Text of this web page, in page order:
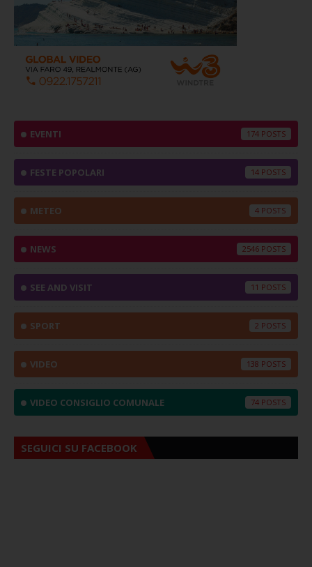
EVENTI 174
FESTE POPOLARI 14
METEO 4
NEWS 2546
SEE AND VISIT 11
SPORT 2
VIDEO 138
VIDEO CONSIGLIO COMUNALE 74
SEGUICI SU FACEBOOK